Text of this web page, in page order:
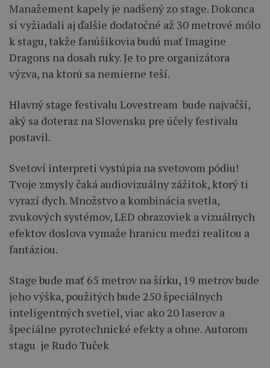
Manažement kapely je nadšený zo stage. Dokonca
si vyžiadali aj ďalšie dodatočné až 30 metrové mólo
k stagu, takže fanúšikovia budú mať Imagine
Dragons na dosah ruky. Je to pre organizátora
výzva, na ktorú sa nemierne teší.
Hlavný stage festivalu Lovestream bude najvačší,
aký sa doteraz na Slovensku pre účely festivalu
postavil.
Svetoví interpreti vystúpia na svetovom pódiu!
Tvoje zmysly čaká audiovizuálny zážitok, ktorý ti
vyrazí dych. Množstvo a kombinácia svetla,
zvukových systémov, LED obrazoviek a vizuálnych
efektov doslova vymaže hranicu medzi realitou a
fantáziou.
Stage bude mať 65 metrov na šírku, 19 metrov bude
jeho výška, použitých bude 250 špeciálnych
inteligentných svetiel, viac ako 20 laserov a
špeciálne pyrotechnické efekty a ohne. Autorom
stagu je Rudo Tuček